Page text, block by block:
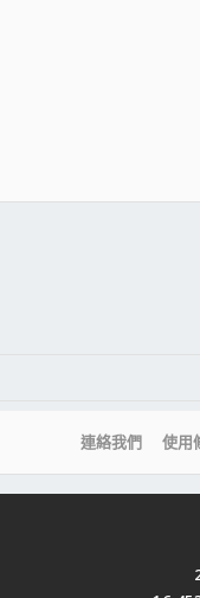
連絡我們 使用